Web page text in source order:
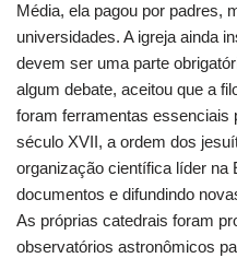
Média, ela pagou por padres,
universidades. A igreja ainda
devem ser uma parte
algum debate, aceitou que a
foram ferramentas essenciais
século XVII, a ordem dos
organização científica líder na
documentos e difundindo
As próprias catedrais foram
observatórios astronômicos